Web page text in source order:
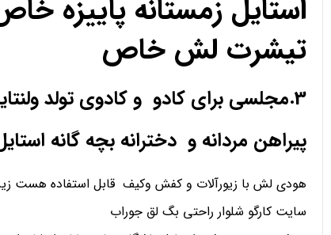
استایل زمستانه
تیشرت لش خاص
3.مجلسی برای کادو و کادوی تولد ولنتاین تیشرت لش خاص
پیراهن مردانه و دخترانه بچه گانه
هودی لش با زیورآلات و کفش وکیف قابل استفاده هست
سایت کارگو شلوار راحتی بگ لق جوراب